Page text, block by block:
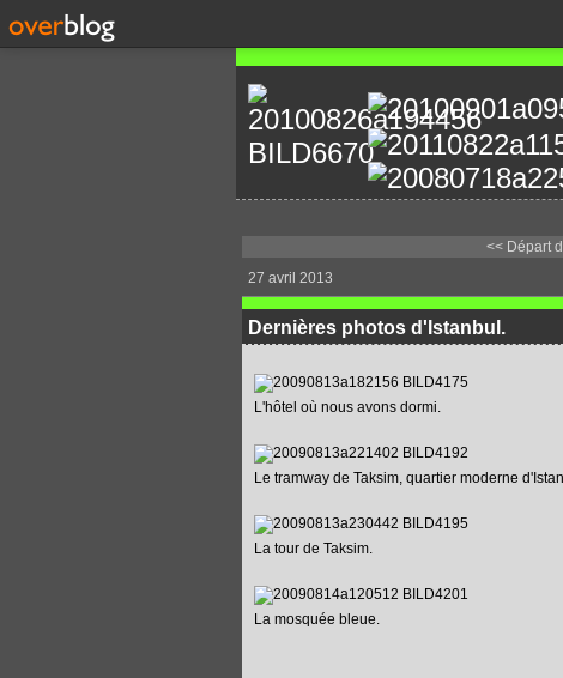
<< Départ
27 avril 2013
Dernières photos d'Istanbul.
L'hôtel où nous avons dormi.
Le tramway de Taksim, quartier moderne
La tour de Taksim.
La mosquée bleue.